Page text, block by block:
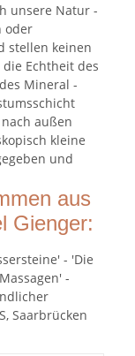
unsere Natur -
oder
stellen keinen
Echtheit des
Mineral -
außen
kleine
und
aus
Gienger:
- 'Die
-
Saarbrücken